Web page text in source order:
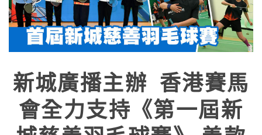
新城廣播主辦 香港賽馬
會全力支持《第一屆新